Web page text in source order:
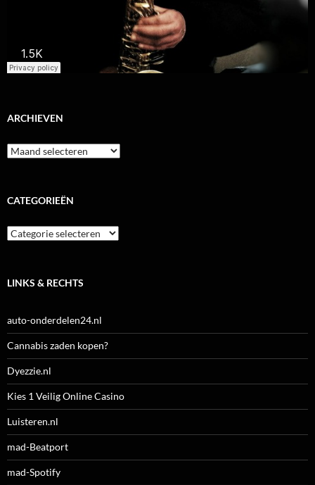
ARCHIEVEN
Archieven
CATEGORIEËN
Categorieën
LINKS & RECHTS
auto-onderdelen24.nl
Cannabis zaden kopen?
Dyezzie.nl
Kies 1 Veilig Online Casino
Luisteren.nl
mad-Beatport
mad-Spotify